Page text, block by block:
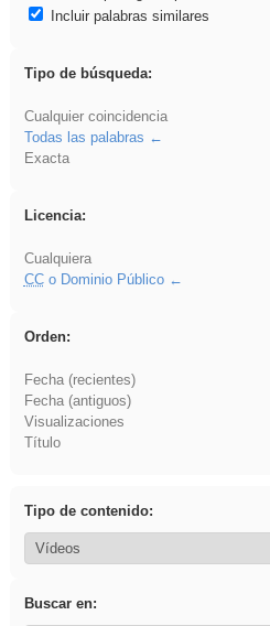
Incluir palabras similares
Tipo de búsqueda:
Cualquier coincidencia
Todas las palabras
Exacta
Licencia:
Cualquiera
CCo Dominio Público
Orden:
Fecha (recientes)
Fecha (antiguos)
Visualizaciones
Título
Tipo de contenido:
Buscar en: